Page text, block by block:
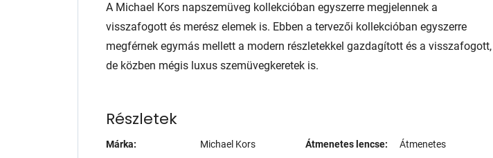
A Michael Kors napszemüveg kollekcióban egyszerre megjelennek a
visszafogott és merész elemek is. Ebben a tervezői kollekcióban egyszerre
megférnek egymás mellett a modern részletekkel gazdagított és a visszafogott,
de közben mégis luxus szemüvegkeretek is.
Részletek
Márka:
Michael Kors
Átmenetes lencse:
Átmenetes